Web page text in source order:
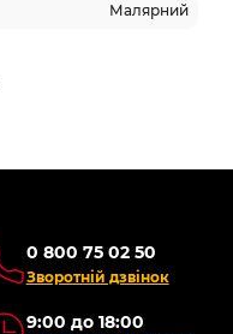
Малярний
0 800 75 02 50
Зворотній дзвінок
9:00 до 18:00